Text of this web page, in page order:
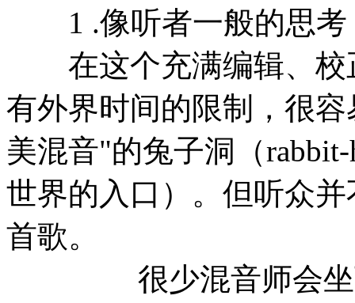
1 .像听者一般的思考
在这个充满编辑、校
有外界时间的限制，很
美混音"的兔子洞（
世界的入口）。但听众
首歌。
很少混音师会坐下